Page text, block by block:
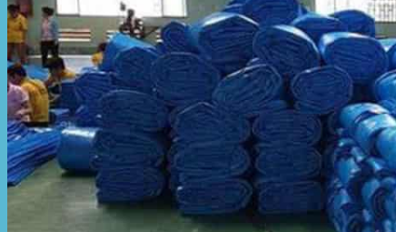
Bạt nhựa đen HDPE
Màng chống thấm HDPE
Sản Phẩm Dù Che Ngoài Trời
Dù che nắng
Dù che quán cafe
Dù che sự kiện
Dù lệch tâm
Sản Phẩm Mái Che Di Động
Mái hiên di động
Mái xếp di động
Nhà bạt di động
Motor kéo bạt che
Dự Án Hòa Phát Đạt